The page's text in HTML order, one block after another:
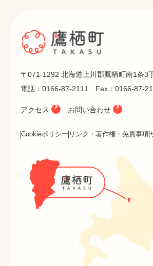
〒071-1292 北海道上川郡鷹栖町南1条3
電話：0166-87-2111 Fax：0166-87-
アクセス お問い合わせ
Cookieポリシー リンク・著作権・免責事項